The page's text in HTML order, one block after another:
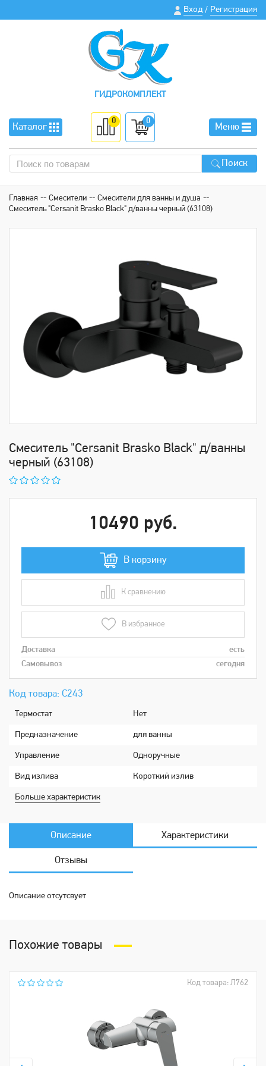
Вход / Регистрация
ГИДРОКОМПЛЕКТ
Каталог
0 0
Меню
Поиск
Главная Смесители
Смесители для ванны и душа
Смеситель "Cersanit Brasko Black" д/ванны черный (63108)
Смеситель "Cersanit Brasko Black" д/ванны
черный (63108)
Код товара: С243
Термостат Нет
Предназначение для ванны
Управление Одноручные
Вид излива Короткий излив
Больше характеристик
10490 руб.
В корзину
К сравнению
В сравнении
В избранное
Доставка
есть
Самовывоз
сегодня
Описание Характеристики
Отзывы
Описание отсутсвует
Похожие товары
Код товара: Л762